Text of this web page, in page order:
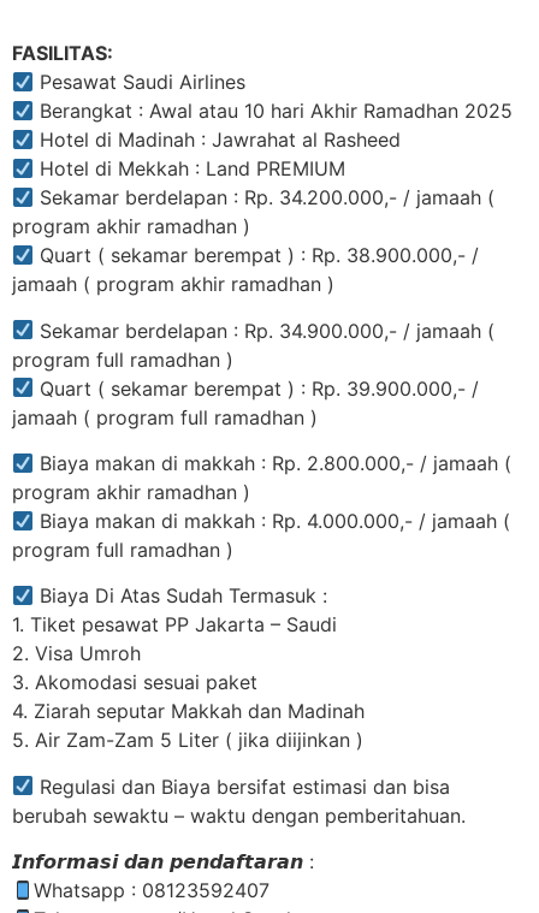
FASILITAS:
Pesawat Saudi Airlines
Berangkat : Awal atau 10 hari Akhir Ramadhan 2025
Hotel di Madinah : Jawrahat al Rasheed
Hotel di Mekkah : Land PREMIUM
Sekamar berdelapan : Rp. 34.200.000,- / jamaah (
program akhir ramadhan )
Quart ( sekamar berempat ) : Rp. 38.900.000,- /
jamaah ( program akhir ramadhan )
Sekamar berdelapan : Rp. 34.900.000,- / jamaah (
program full ramadhan )
Quart ( sekamar berempat ) : Rp. 39.900.000,- /
jamaah ( program full ramadhan )
Biaya makan di makkah : Rp. 2.800.000,- / jamaah (
program akhir ramadhan )
Biaya makan di makkah : Rp. 4.000.000,- / jamaah (
program full ramadhan )
Biaya Di Atas Sudah Termasuk :
1. Tiket pesawat PP Jakarta – Saudi
2. Visa Umroh
3. Akomodasi sesuai paket
4. Ziarah seputar Makkah dan Madinah
5. Air Zam-Zam 5 Liter ( jika diijinkan )
Regulasi dan Biaya bersifat estimasi dan bisa
berubah sewaktu – waktu dengan pemberitahuan.
𝙄𝙣𝙛𝙤𝙧𝙢𝙖𝙨𝙞 𝙙𝙖𝙣 𝙥𝙚𝙣𝙙𝙖𝙛𝙩𝙖𝙧𝙖𝙣 :
Whatsapp : 08123592407